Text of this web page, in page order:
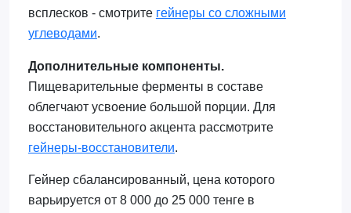
всплесков - смотрите гейнеры со сложными
углеводами.
Дополнительные компоненты.
Пищеварительные ферменты в составе
облегчают усвоение большой порции. Для
восстановительного акцента рассмотрите
гейнеры-восстановители.
Гейнер сбалансированный, цена которого
варьируется от 8 000 до 25 000 тенге в